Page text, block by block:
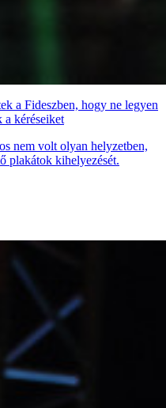
a Fideszben, hogy ne legyen
a kéréseiket
nem volt olyan helyzetben,
plakátok kihelyezését.